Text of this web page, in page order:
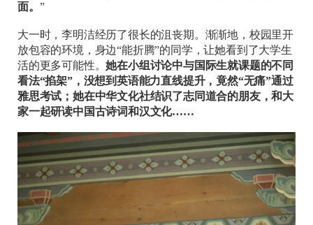
面。 ”
大一时，李明洁经历了很长的沮丧期。渐渐地，校园里开
放包容的环境，身边“能折腾”的同学，让她看到了大学生
活的更多可能性。她在小组讨论中与国际生就课题的不同
看法“掐架”，没想到英语能力直线提升，竟然“无痛”通过
雅思考试；她在中华文化社结识了志同道合的朋友，和大
家一起研读中国古诗词和汉文化……